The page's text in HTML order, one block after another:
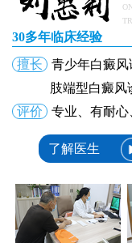
30多年临床经验
擅长
青少年白癜风
肢端型白癜风
评价
专业、有耐心
了解医生